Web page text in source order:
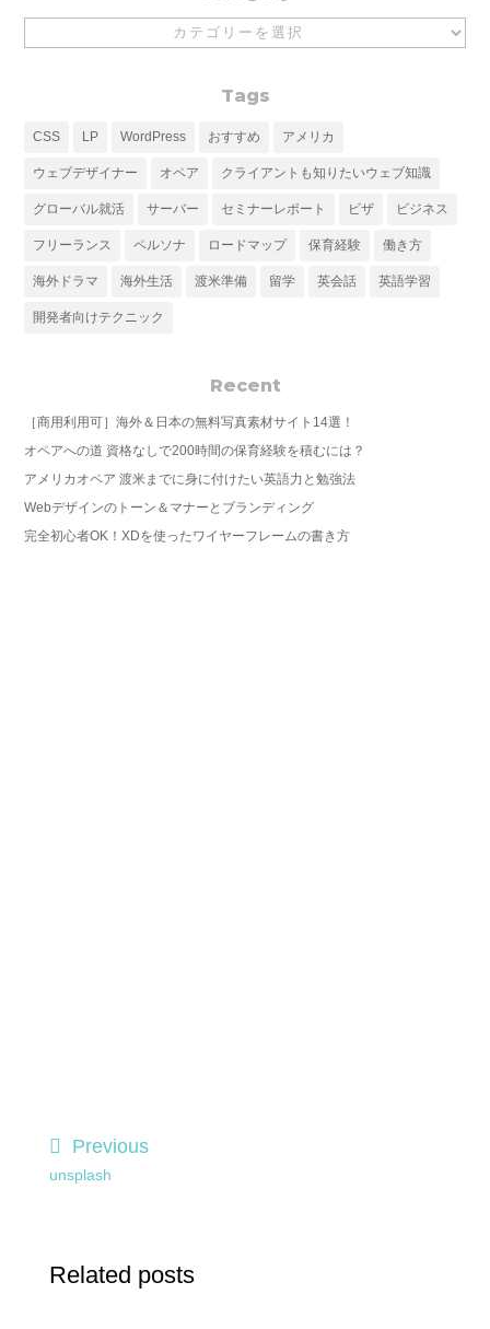
Tags
CSS LP WordPress おすすめ アメリカ
ウェブデザイナー オペア クライアントも知りたいウェブ知識
グローバル就活 サーバー セミナーレポート ビザ ビジネス
フリーランス ペルソナ ロードマップ 保育経験 働き方
海外ドラマ 海外生活 渡米準備 留学 英会話 英語学習
開発者向けテクニック
Recent
［商用利用可］海外＆日本の無料写真素材サイト14選！
オペアへの道 資格なしで200時間の保育経験を積むには？
アメリカオペア 渡米までに身に付けたい英語力と勉強法
Webデザインのトーン＆マナーとブランディング
完全初心者OK！XDを使ったワイヤーフレームの書き方
Previous
unsplash
Related posts